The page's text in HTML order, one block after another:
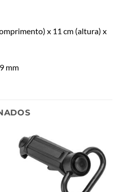
x 11 cm (altura) x
mm